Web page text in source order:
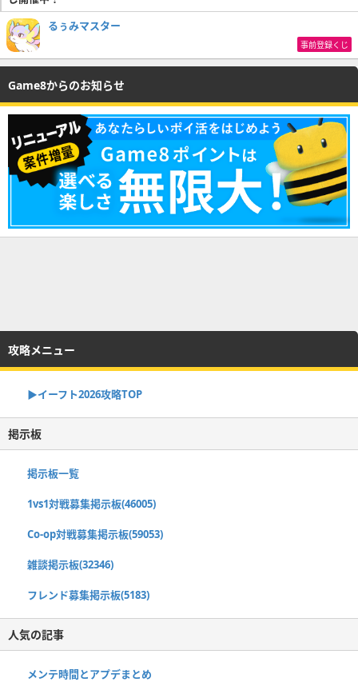
るぅみマスター
事前登録くじ
Game8からのお知らせ
攻略メニュー
▶イーフト2026攻略TOP
掲示板
掲示板一覧
1vs1対戦募集掲示板(46005)
Co-op対戦募集掲示板(59053)
雑談掲示板(32346)
フレンド募集掲示板(5183)
人気の記事
メンテ時間とアプデまとめ